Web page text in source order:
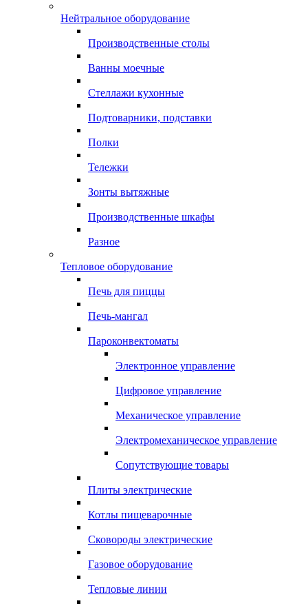
Нейтральное оборудование
Производственные столы
Ванны моечные
Стеллажи кухонные
Подтоварники, подставки
Полки
Тележки
Зонты вытяжные
Производственные шкафы
Разное
Тепловое оборудование
Печь для пиццы
Печь-мангал
Пароконвектоматы
Электронное управление
Цифровое управление
Механическое управление
Электромеханическое управление
Сопутствующие товары
Плиты электрические
Котлы пищеварочные
Сковороды электрические
Газовое оборудование
Тепловые линии